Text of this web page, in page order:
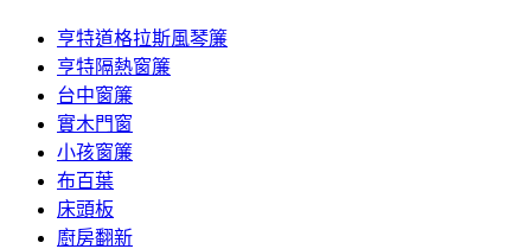
亨特道格拉斯風琴簾
亨特隔熱窗簾
台中窗簾
實木門窗
小孩窗簾
布百葉
床頭板
廚房翻新